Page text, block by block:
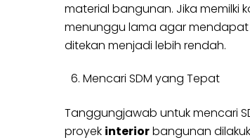
material bangunan. Jika memilki
menunggu lama agar
ditekan menjadi lebih rendah.
Mencari SDM yang Tepat
Tanggungjawab untuk mencari
proyek interiorbangunan